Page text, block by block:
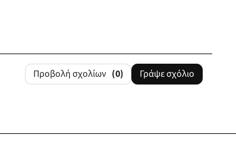
Προβολή σχολίων (0) Γράψε σχόλιο